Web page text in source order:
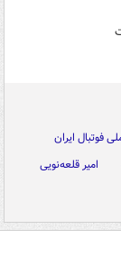
فوتبال ایران
امیر قلعه‌نویی